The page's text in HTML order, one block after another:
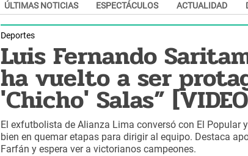
ÚLTIMAS NOTICIAS ESPECTÁCULOS ACTUALIDAD
Deportes
Luis Fernando
ha vuelto a ser
'Chicho' Salas”
El exfutbolista de Alianza Lima conversó con El Popular
bien en quemar etapas para dirigir al equipo. Destaca
Farfán y espera ver a victorianos campeones.